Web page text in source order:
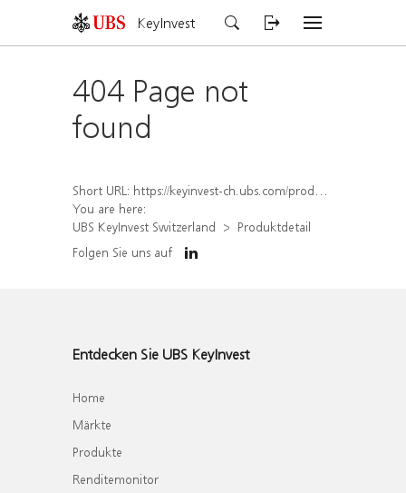
KeyInvest
404 Page not
found
Short URL: https://keyinvest-ch.ubs.com/produkt/detail/index/isin/CH1562161781
You are here:
UBS KeyInvest Switzerland
Produktdetail
Folgen Sie uns auf
Entdecken Sie UBS KeyInvest
Home
Märkte
Produkte
Renditemonitor